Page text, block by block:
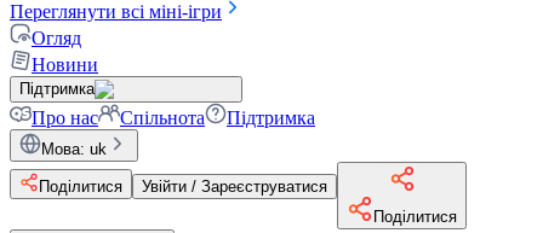
Переглянути всі міні-ігри
Огляд
Новини
Підтримка
Про нас Спільнота Підтримка
Мова: uk
Поділитися
Увійти / Зареєструватися
Поділитися